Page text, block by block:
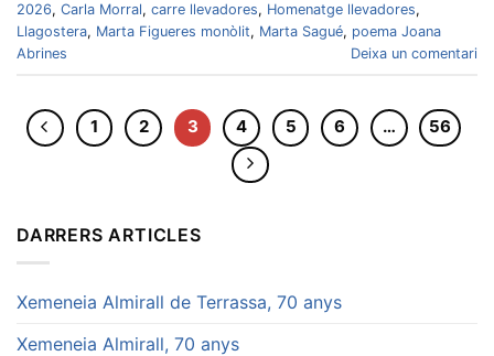
2026, Carla Morral, carre llevadores, Homenatge llevadores,
Llagostera, Marta Figueres monòlit, Marta Sagué, poema Joana
Abrines
Deixa un comentari
1 2 3 4 5 6 … 56
DARRERS ARTICLES
Xemeneia Almirall de Terrassa, 70 anys
Xemeneia Almirall, 70 anys